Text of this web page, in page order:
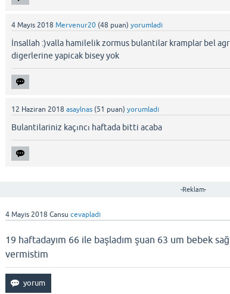
4 Mayıs 2018 Mervenur20 (48 puan) yorumladı
İnsallah :)valla hamilelik zormus bulantilar kramplar bel
digerlerine yapicak bisey yok
12 Haziran 2018 asaylnas (51 puan) yorumladı
Bulantilariniz kaçıncı haftada bitti acaba
-Reklam-
4 Mayıs 2018 Cansu cevapladı
19 haftadayım 66 ile başladım şuan 63 um bebek
vermistim